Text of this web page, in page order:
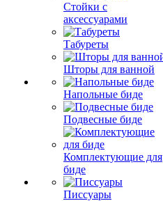
Стойки с
аксессуарами
Табуреты
Шторы для ванной
Напольные биде
Подвесные биде
Комплектующие для
биде
Писсуары